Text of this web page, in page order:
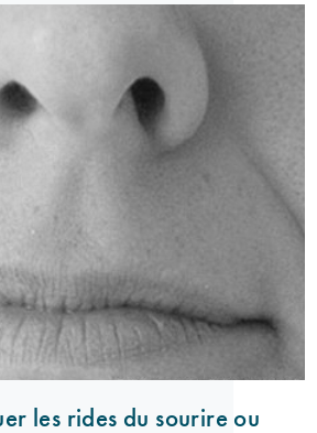
les rides du sourire ou